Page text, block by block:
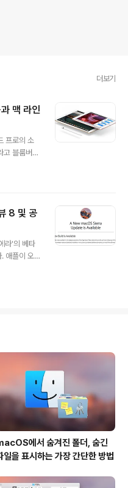
더보기
맥 라인
프로의 소
고 블룸버그
기능을 크
능은 iOS 1
에 추가
일부로 배
스플레이
맥 라인업
8 및 공
라'의 베타
애플이 오
베타 버전
례의 업
됐고, 정
다. 영어로
버전에선
제 등 시에
에서 숨겨진 폴더, 숨긴
일을 표시하는 가장 간단한 방법